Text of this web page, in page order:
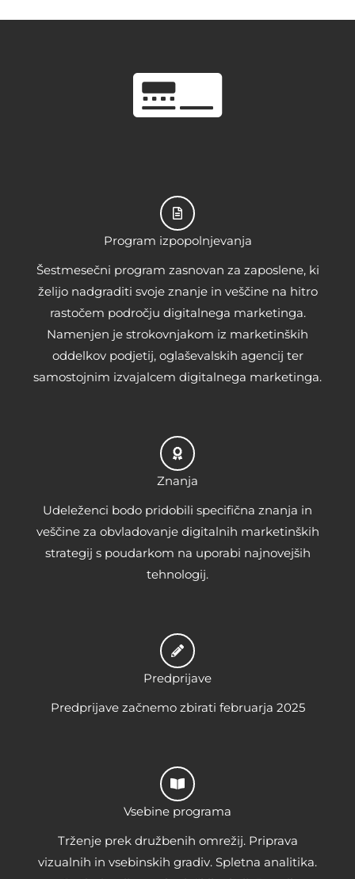
Program izpopolnjevanja
Šestmesečni program zasnovan za zaposlene, ki
želijo nadgraditi svoje znanje in veščine na hitro
rastočem področju digitalnega marketinga.
Namenjen je strokovnjakom iz marketinških
oddelkov podjetij, oglaševalskih agencij ter
samostojnim izvajalcem digitalnega marketinga.
Znanja
Udeleženci bodo pridobili specifična znanja in
veščine za obvladovanje digitalnih marketinških
strategij s poudarkom na uporabi najnovejših
tehnologij.
Predprijave
Predprijave začnemo zbirati februarja 2025
Vsebine programa
Trženje prek družbenih omrežij. Priprava
vizualnih in vsebinskih gradiv. Spletna analitika.